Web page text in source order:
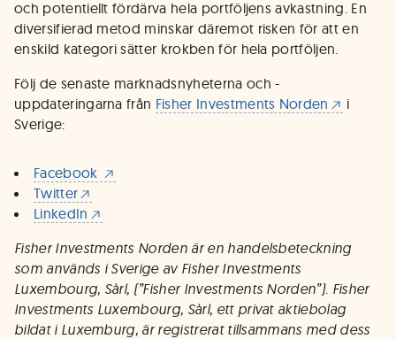
och potentiellt fördärva hela portföljens avkastning. En
diversifierad metod minskar däremot risken för att en
enskild kategori sätter krokben för hela portföljen.
Följ de senaste marknadsnyheterna och -
uppdateringarna från Fisher Investments Norden
i
Sverige:
Facebook
Twitter
LinkedIn
Fisher Investments Norden är en handelsbeteckning
som används i Sverige av Fisher Investments
Luxembourg, Sàrl, (”Fisher Investments Norden”). Fisher
Investments Luxembourg, Sàrl, ett privat aktiebolag
bildat i Luxemburg, är registrerat tillsammans med dess